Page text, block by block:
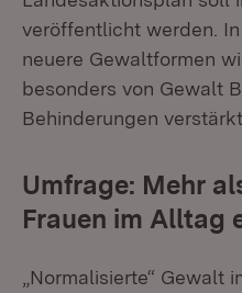
veröffentlicht werden.
neuere Gewaltformen
besonders von Gewalt
Behinderungen
Umfrage: Mehr
Frauen im Alltag
„Normalisierte“ Gewalt